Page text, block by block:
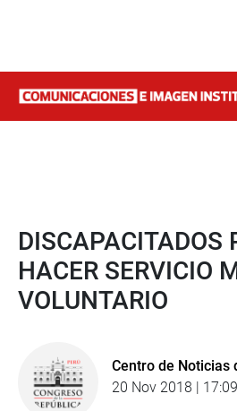
DISCAPACITADOS
HACER SERVICIO
VOLUNTARIO
Centro de Noticias
20 Nov 2018 |